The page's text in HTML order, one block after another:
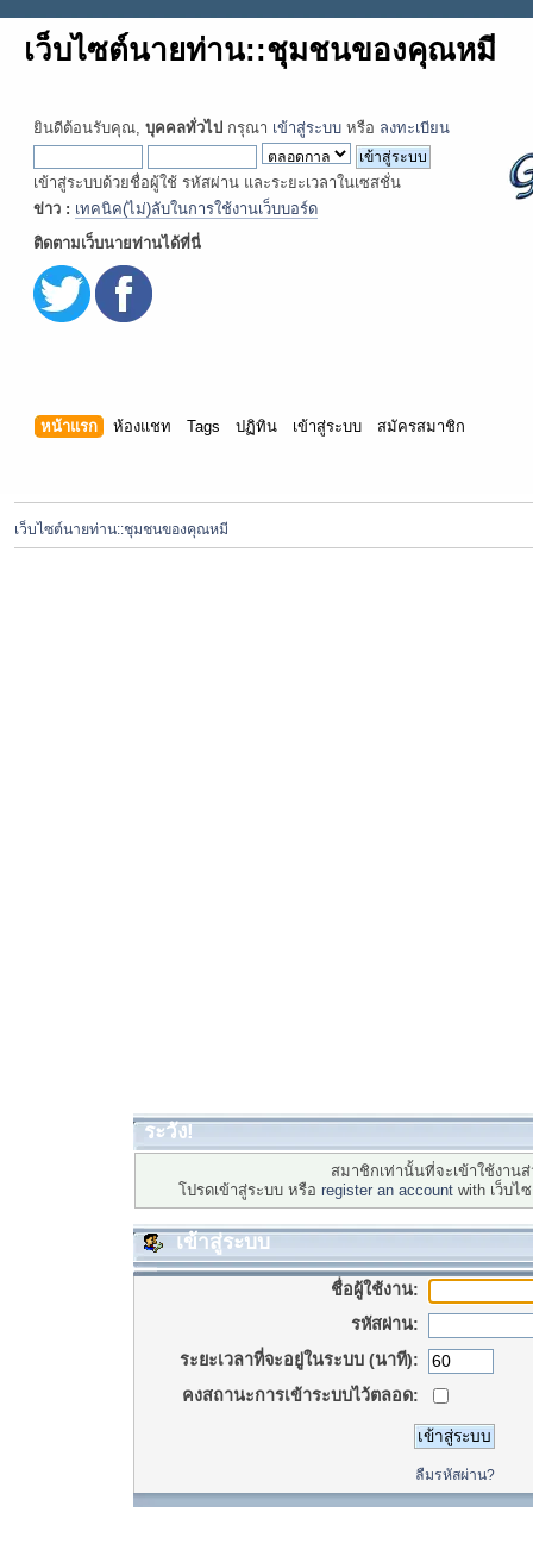
เว็บไซต์นายท่าน::ชุมชนของคุณหมี
ยินดีต้อนรับคุณ, บุคคลทั่วไป กรุณา เข้าสู่ระบบ หรือ ลงทะเบียน
เข้าสู่ระบบด้วยชื่อผู้ใช้ รหัสผ่าน และระยะเวลาในเซสชั่น
ข่าว : เทคนิค(ไม่)ลับในการใช้งานเว็บบอร์ด
ติดตามเว็บนายท่านได้ที่นี่
หน้าแรก ห้องแชท Tags ปฏิทิน เข้าสู่ระบบ สมัครสมาชิก
เว็บไซต์นายท่าน::ชุมชนของคุณหมี
ระวัง!
สมาชิกเท่านั้นที่จะเข้าใช้งาน
โปรดเข้าสู่ระบบ หรือ register an account with เว็บ
เข้าสู่ระบบ
ชื่อผู้ใช้งาน:
รหัสผ่าน:
ระยะเวลาที่จะอยู่ในระบบ (นาที):
คงสถานะการเข้าระบบไว้ตลอด:
ลืมรหัสผ่าน?